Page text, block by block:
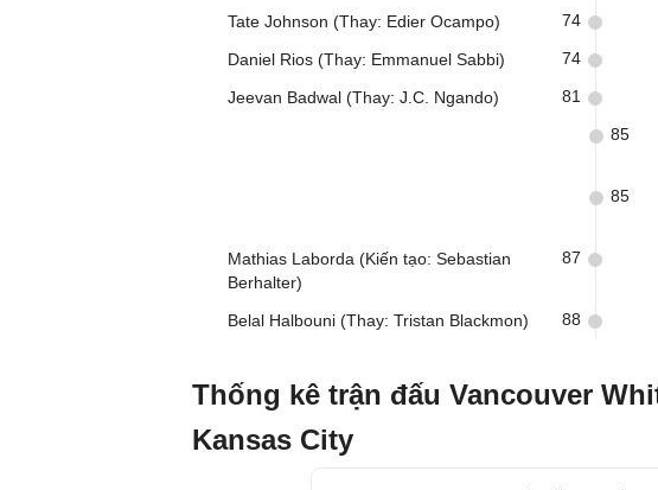
Tate Johnson (Thay: Edier Ocampo) 74
Daniel Rios (Thay: Emmanuel Sabbi) 74
Jeevan Badwal (Thay: J.C. Ngando) 81
85
85
Mathias Laborda (Kiến tạo: Sebastian
Berhalter)
87
Belal Halbouni (Thay: Tristan Blackmon) 88
Thống kê trận đấu Vancouver
Kansas City